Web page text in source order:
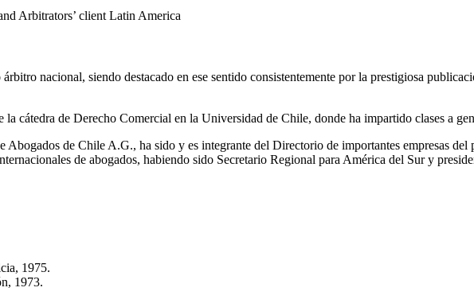
Arbitrators’ client Latin America
nacional, siendo destacado en ese sentido consistentemente por la prestigiosa
cátedra de Derecho Comercial en la Universidad de Chile, donde ha impartido clases a
Abogados de Chile A.G., ha sido y es integrante del Directorio de importantes empresas
de abogados, habiendo sido Secretario Regional para América del Sur y
1975.
1973.